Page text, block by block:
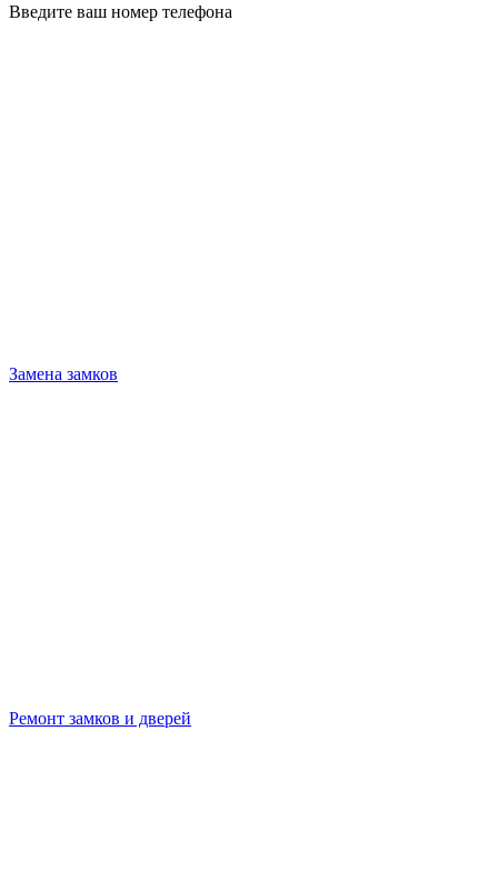
Введите ваш номер телефона
Замена замков
Ремонт замков и дверей